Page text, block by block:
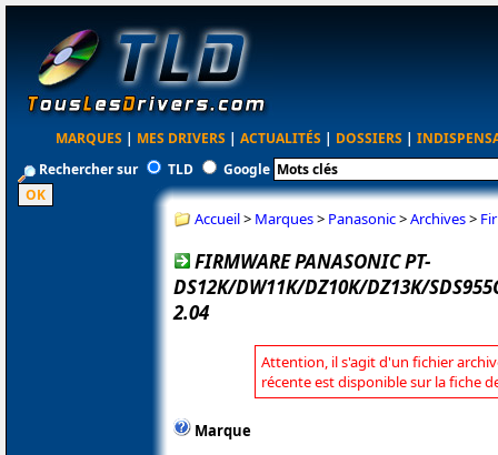
MARQUES | MES DRIVERS | ACTUALITÉS | DOSSIERS |
Rechercher sur
TLD Google
Accueil> Marques> Panasonic>Archives>
FIRMWARE PANASONIC PT-
DS12K/DW11K/DZ10K/DZ13K/
2.04
Attention, il s'agit d'un fichier
récente est disponible sur la fiche
Marque